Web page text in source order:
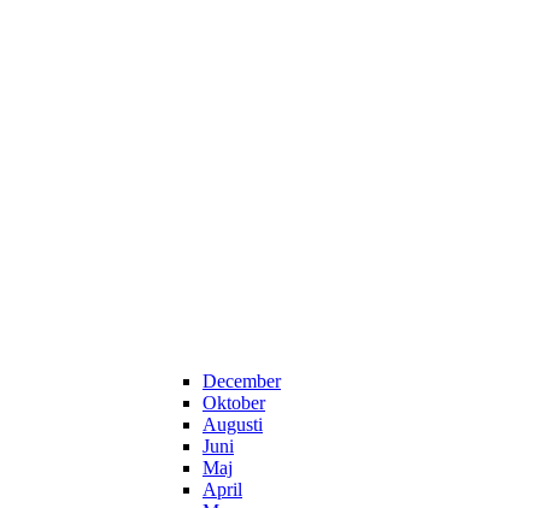
December
Oktober
Augusti
Juni
Maj
April